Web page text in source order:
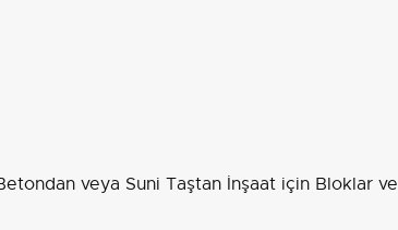
veya Suni Taştan İnşaat için Bloklar ve